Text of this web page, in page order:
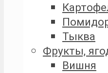
Тыква
Фрукты,
Вишня